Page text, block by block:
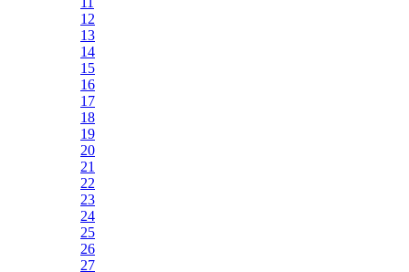
12
13
14
15
16
17
18
19
20
21
22
23
24
25
26
27